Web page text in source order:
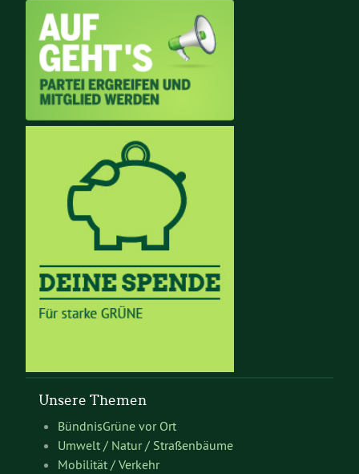
Unsere Themen
BündnisGrüne vor Ort
Umwelt / Natur / Straßenbäume
Mobilität / Verkehr